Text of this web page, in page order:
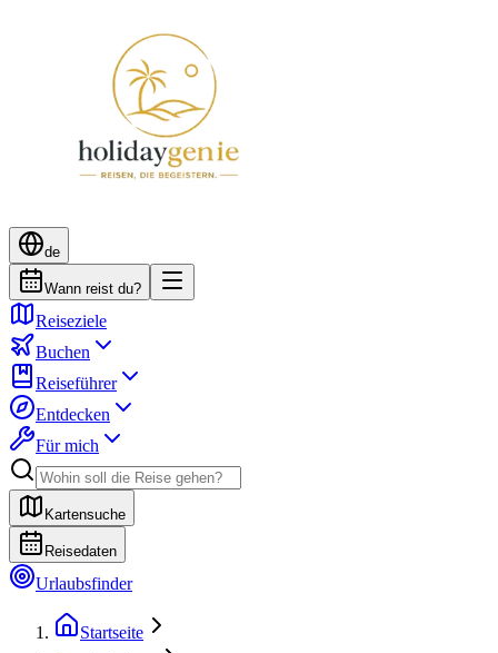
de
Wann reist du?
Reiseziele
Buchen
Reiseführer
Entdecken
Für mich
Kartensuche
Reisedaten
Urlaubsfinder
Startseite